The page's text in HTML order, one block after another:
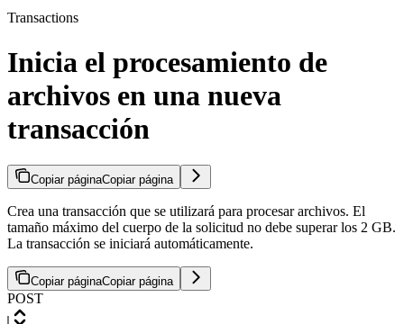
Transactions
Inicia el procesamiento de
archivos en una nueva
transacción
Copiar páginaCopiar página
Crea una transacción que se utilizará para procesar archivos. El
tamaño máximo del cuerpo de la solicitud no debe superar los 2 GB.
La transacción se iniciará automáticamente.
Copiar páginaCopiar página
POST